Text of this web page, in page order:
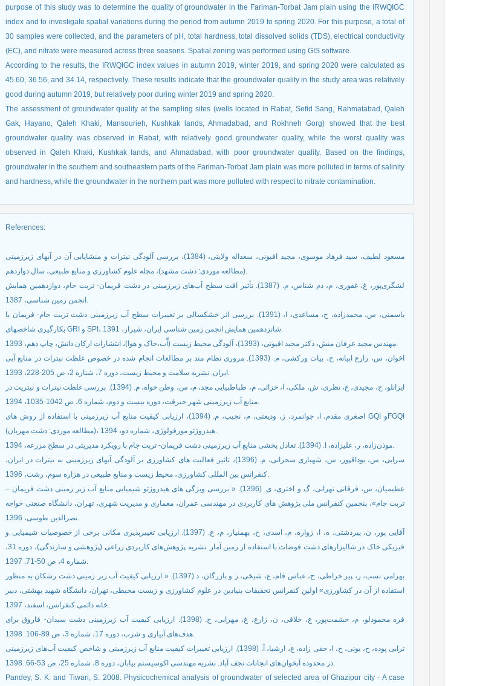
purpose of this study was to determine the quality of groundwater in the Fariman-Torbat Jam plain using the IRWQIGC
index and to investigate spatial variations during the period from autumn 2019 to spring 2020. For this purpose, a total of
30 samples were collected, and the parameters of pH, total hardness, total dissolved solids (TDS), electrical conductivity
(EC), and nitrate were measured across three seasons. Spatial zoning was performed using GIS software.
According to the results, the IRWQIGC index values in autumn 2019, winter 2019, and spring 2020 were calculated as
45.60, 36.56, and 34.14, respectively. These results indicate that the groundwater quality in the study area was relatively
good during autumn 2019, but relatively poor during winter 2019 and spring 2020.
The assessment of groundwater quality at the sampling sites (wells located in Rabat, Sefid Sang, Rahmatabad, Qaleh
Gak, Hayano, Qaleh Khaki, Mansourieh, Kushkak lands, Ahmadabad, and Rokhneh Gorg) showed that the best
groundwater quality was observed in Rabat, with relatively good groundwater quality, while the worst quality was
observed in Qaleh Khaki, Kushkak lands, and Ahmadabad, with poor groundwater quality. Based on the findings,
groundwater in the southern and southeastern parts of the Fariman-Torbat Jam plain was more polluted in terms of salinity
and hardness, while the groundwater in the northern part was more polluted with respect to nitrate contamination.
References:
مسعود لطیف، سید فرهاد موسوی، مجید افیونی، سعداله ولایتی، (1384)، بررسی آلودگی نیترات و منشایابی آن در آبهای زیرزمینی
(مطالعه موردی: دشت مشهد)، مجله علوم کشاورزی و منابع طبیعی، سال دوازدهم.
لشگری‌پور، غ، غفوری، م، دم شناس، م. (1387). تأثیر افت سطح آب‌های زیرزمینی در دشت فریمان- تربت جام، دوازدهمین همایش
انجمن زمین شناسی، 1387.
یاسمنی، س، محمدزاده، ح، مساعدی، ا، (1391). بررسی اثر خشکسالی بر تغییرات سطح آب زیرزمینی دشت تربت جام- فریمان با
بکارگیری شاخصهای GRI و SPI، شانزدهمین همایش انجمن زمین شناسی ایران، شیراز، 1391.
مهندس مجید عرفان منش، دکتر مجید افیونی، (1393)، آلودگی محیط زیست (آّب،خاک و هوا)، انتشارات ارکان دانش، چاپ دهم، 1393.
اخوان، س، زارع ابیانه، ح، بیات ورکشی، م. (1393). مروری نظام مند بر مطالعات انجام شده در خصوص غلظت نیترات در منابع آبی
ایران. نشریه سلامت و محیط زیست، دوره 7، شناره 2، ص 205-228، 1393.
ایزانلو، ح، مجیدی، غ، نظری، ش، ملکی، ا، خزائی، م، طباطبیایی مجد، م، س، وطن خواه، م. (1394). بررسی غلظت نیترات و نیتریت در
منابع آب زیرزمینی شهر جیرفت، دوره بیست و دوم، شماره 6، ص 1042-1035، 1394.
اصغری مقدم، ا، جوانمرد، ز، ودیعتی، م، نجیب، م. (1394)، ارزیابی کیفیت منابع آب زیرزمینی با استفاده از روش های GQI وFGQI
(مطالعه موردی: دشت مهربان)، هیدروژئو مورفولوژی، شماره دو، 1394.
موذن‌زاده، ر، علیزاده، ا. (1394). تعادل بخشی منابع آب زیرزمینی دشت فریمان- تربت جام با رویکرد مدیریتی در سطح مزرعه، 1394.
سرابی، س، بوداقپور، س، شهبازی سحرانی، م. (1396)، تاثیر فعالیت های کشاورزی بر آلودگی آبهای زیرزمینی به نیترات در ایران،
کنفرانس بین المللی کشاورزی، محیط زیست و منابع طبیعی در هزاره سوم، رشت، 1396.
عظیمیان، س، فرقانی تهرانی، گ و اختری، ی. (1396). « بررسی ویزگی های هیدروژئو شیمیایی منابع آب زیر زمینی دشت فریمان –
تربت جام»، پنجمین کنفرانس ملی پژوهش های کاربردی در مهندسی عمران، معماری و مدیریت شهری، تهران، دانشگاه صنعتی خواجه
نصرالدین طوسی، 1396.
آقایی پور، ن، پیردشتی، ه، ا، زواره، م، اسدی، ح، بهمنیار، م، ع. (1397). ارزیابی تغییرپذیری مکانی برخی از خصوصیات شیمیایی و
فیزیکی خاک در شالیزار‌های دشت فوضات با استفاده از زمین آمار. نشریه پژوهش‌های کاربردی زراعی (پژوهشی و سازندگی)، دوره 31،
شماره 4، ص 50-71. 1397.
بهرامی نسب، ر، پیر خراطی، ح، عباس فام، ع، شیخی، ز و بازرگان، د.(1397). « ارزیابی کیفیت آب زیر زمینی دشت رشکان به منظور
استفاده از آن در کشاورزی» اولین کنفرانس تحقیقات بنیادین در علوم کشاورزی و زیست محیطی، تهران، دانشگاه شهید بهشتی، دبیر
خانه دائمی کنفرانس، اسفند، 1397.
قره محمودلو، م، حشمت‌پور، ع، خلاقی، ن، زارع، غ، مهرابی، ح. (1398). ارزیابی کیفیت آب زیرزمینی دشت سیدان- فاروق برای
هدف‌های آبیاری و شرب، دوره 17، شماره 3، ص 89-106. 1398.
ترابی پوده، ح، یونی، ح، ا، حقی زاده، ع، ارشیا، آ. (1398). ارزیابی تغییرات کیفیت منابع آب زیرزمینی و شاخص کیفیت آب‌های زیرزمینی
در محدوده آبخوان‌های انجانات نجف آباد. نشریه مهندسی اکوسیستم بیابان، دوره 8، شماره 25، ص 53-66. 1398.
Pandey, S. K. and Tiwari, S. 2008. Physicochemical analysis of groundwater of selected area of Ghazipur city - A case